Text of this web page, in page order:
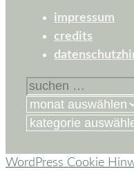
impressum
credits
suchen
nach:
kategorien
WordPress Cookie